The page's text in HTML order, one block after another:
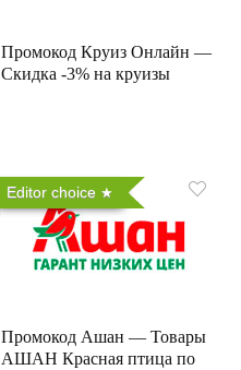
Промокод Круиз Онлайн —
Скидка -3% на круизы
Editor choice
Промокод Ашан — Товары
АШАН Красная птица по